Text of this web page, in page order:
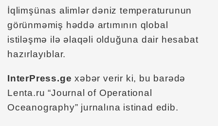
İqlimşünas alimlər dəniz temperaturunun
görünməmiş həddə artımının qlobal
istiləşmə ilə əlaqəli olduğuna dair hesabat
hazırlayıblar.
InterPress.ge xəbər verir ki, bu barədə
Lenta.ru “Journal of Operational
Oceanography” jurnalına istinad edib.